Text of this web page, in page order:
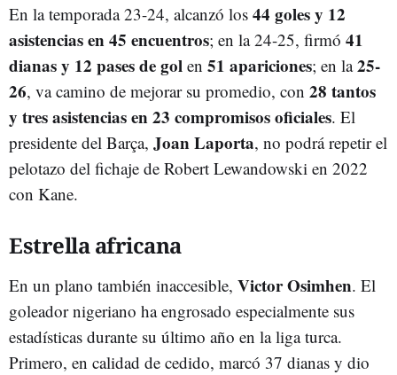
En la temporada 23-24, alcanzó los 44 goles y 12
asistencias en 45 encuentros; en la 24-25, firmó 41
dianas y 12 pases de gol en 51 apariciones; en la25-
26, va camino de mejorar su promedio, con 28 tantos
y tres asistencias en 23 compromisos oficiales. El
presidente del Barça, Joan Laporta, no podrá repetir el
pelotazo del fichaje de Robert Lewandowski en 2022
con Kane.
Estrella africana
En un plano también inaccesible, Victor Osimhen. El
goleador nigeriano ha engrosado especialmente sus
estadísticas durante su último año en la liga turca.
Primero, en calidad de cedido, marcó 37 dianas y dio